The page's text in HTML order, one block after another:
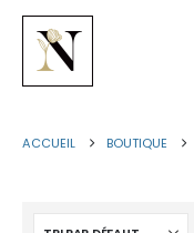
ACCUEIL BOUTIQUE